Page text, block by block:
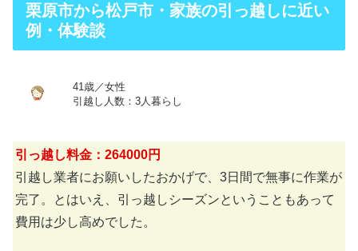
栗原市から松戸市・家族の引っ越しに近い
例・体験談
41歳／女性
引越し人数：3人暮らし
引っ越し料金：264000円
引越し業者にお願いしたおかげで、3日間で無事に作業が
完了。とはいえ、引っ越しシーズンということもあって
費用は少し高めでした。